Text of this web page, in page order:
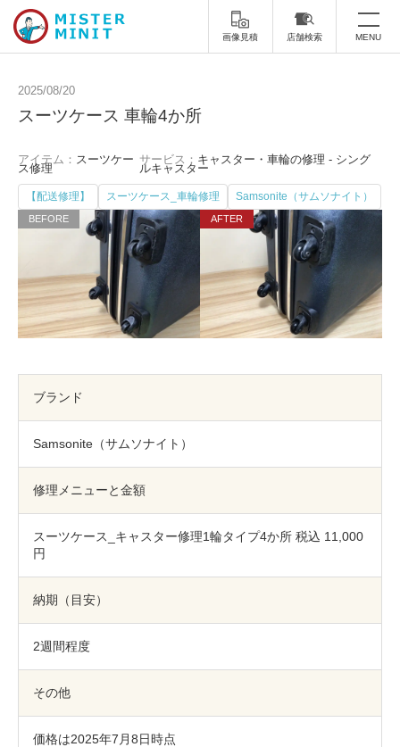
画像見積 店舗検索 MENU
ミスターミニットについて
修理サービス・料金
スーツケース修理 靴修理
カバンの修理 時計修理・電池交換
傘修理 合鍵の作製
包丁研ぎ
店舗を探す
オンライン修理見積もりサービス（配送修理）
よくあるご質問
お問い合わせ
採用情報
2025/08/20
スーツケース 車輪4か所
アイテム： スーツケー
ス修理
サービス： キャスター・車輪の修理 - シング
ルキャスター
【配送修理】 スーツケース_車輪修理 Samsonite（サムソナイト）
ブランド
Samsonite（サムソナイト）
修理メニューと金額
スーツケース_キャスター修理1輪タイプ4か所 税込 11,000
円
納期（目安）
2週間程度
その他
価格は2025年7月8日時点